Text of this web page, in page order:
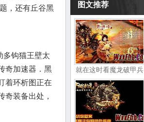
，还有丘谷黑
多钩猫王壁太
奇加速器．黑
着环析图正在
奇装备出处，
图文推荐
就在这时看魔龙破甲兵